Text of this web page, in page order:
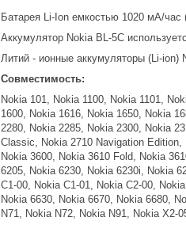
Батарея Li-Ion емкостью 1020 мА/час
Аккумулятор Nokia BL-5C
Литий - ионные аккумуляторы (Li-ion)
Совместимость:
Nokia 101, Nokia 1100, Nokia 1101,
1600, Nokia 1616, Nokia 1650, Nokia
2280, Nokia 2285, Nokia 2300, Nokia
Classic, Nokia 2710 Navigation
Nokia 3600, Nokia 3610 Fold, Nokia
6205, Nokia 6230, Nokia 6230i, Nokia
C1-00, Nokia C1-01, Nokia C2-00,
Nokia 6630, Nokia 6670, Nokia 6680,
N71, Nokia N72, Nokia N91, Nokia X2-